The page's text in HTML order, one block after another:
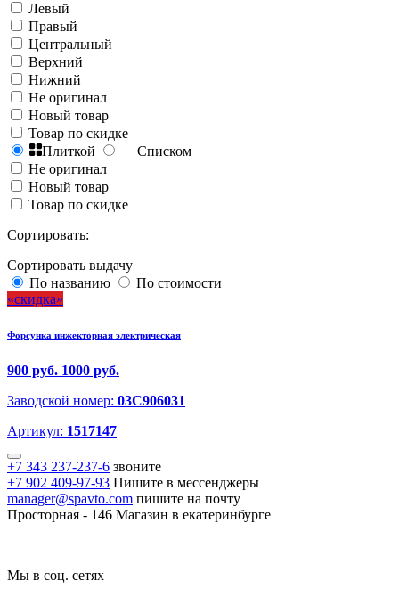
Левый
Правый
Центральный
Верхний
Нижний
Не оригинал
Новый товар
Товар по скидке
Плиткой
Списком
Не оригинал
Новый товар
Товар по скидке
Сортировать:
Сортировать выдачу
По названию
По стоимости
скидка
Форсунка инжекторная электрическая
900 руб. 1000 руб.
Заводской номер: 03C906031
Артикул: 1517147
+7 343 237-237-6 звоните
+7 902 409-97-93 Пишите в мессенджеры
manager@spavto.com пишите на почту
Просторная - 146 Магазин в екатеринбурге
Мы в соц. сетях